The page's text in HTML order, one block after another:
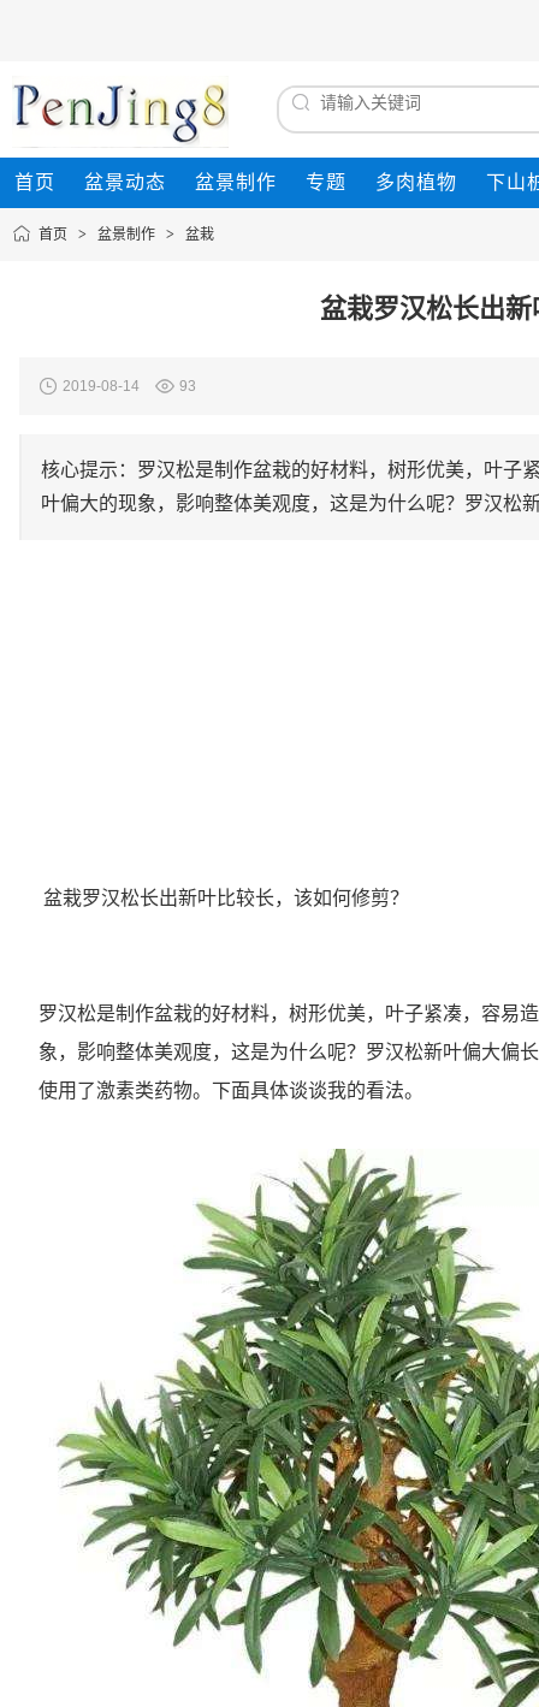
首页 盆景动态 盆景制作 专题 多肉植物 下山
首页 > 盆景制作 > 盆栽
盆栽罗汉松长出
2019-08-14 93
核心提示：罗汉松是制作盆栽的好材料，树形优美，叶子
叶偏大的现象，影响整体美观度，这是为什么呢？罗汉松
盆栽罗汉松长出新叶比较长，该如何修剪？
罗汉松是制作盆栽的好材料，树形优美，叶子紧凑，容易
象，影响整体美观度，这是为什么呢？罗汉松新叶偏大偏
使用了激素类药物。下面具体谈谈我的看法。